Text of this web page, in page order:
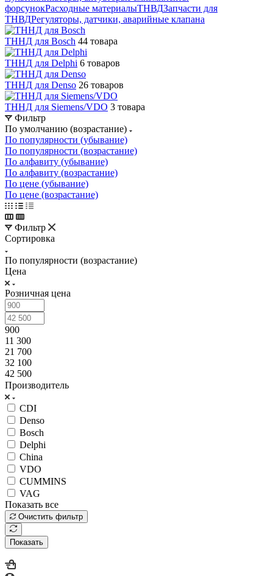
форсунокРасходные материалыТНВДЗапчасти для
ТНВДРегуляторы, датчики, аварийные клапана
ТННД для Bosch 44 товара
ТННД для Delphi 6 товаров
ТННД для Denso 26 товаров
ТННД для Siemens/VDO 3 товара
Фильтр
По умолчанию (возрастание)
По популярности (убывание)
По популярности (возрастание)
По алфавиту (убывание)
По алфавиту (возрастание)
По цене (убывание)
По цене (возрастание)
Фильтр
Сортировка
По популярности (возрастание)
Цена
Розничная цена
900
11 300
21 700
32 100
42 500
Производитель
CDI
Denso
Bosch
Delphi
China
VDO
CUMMINS
VAG
Показать все
Очистить фильтр
Показать